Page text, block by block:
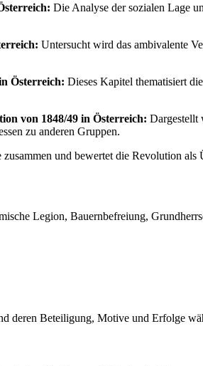
Die Analyse der sozialen Lage
Untersucht wird das ambivalente
Österreich: Dieses Kapitel thematisiert
von 1848/49 in Österreich: Dargestellt
zu anderen Gruppen.
und bewertet die Revolution
Legion, Bauernbefreiung,
deren Beteiligung, Motive und Erfolge